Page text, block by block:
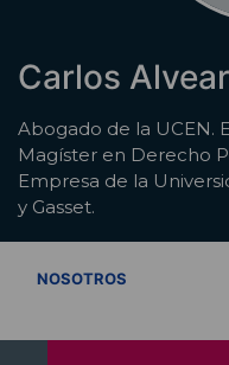
Carlos Alvear
Abogado de la UCEN.
Magíster en Derecho
Empresa de la
y Gasset.
NOSOTROS